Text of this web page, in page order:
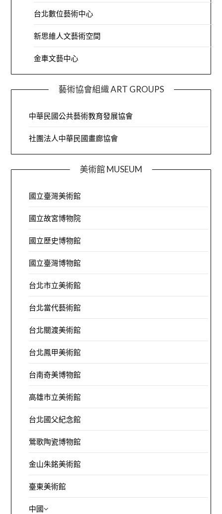
台北數位藝術中心
新思維人文藝術空間
金車文藝中心
藝術協會組織 ART GROUPS
中華民國公共藝術教育發展協會
社團法人中華民國畫廊協會
美術館 MUSEUM
國立臺灣美術館
國立故宮博物院
國立歷史博物館
國立臺灣博物館
台北市立美術館
台北當代藝術館
台北關渡美術館
台北鳳甲美術館
台南奇美博物館
高雄市立美術館
台北國父紀念館
鶯歌陶瓷博物館
金山朱銘美術館
臺東美術館
中國